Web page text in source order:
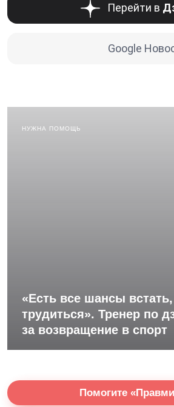
Перейти в
Google
НУЖНА ПОМОЩЬ
«Есть все шансы
трудиться». Тренер по
за возвращение в спорт
Помогите